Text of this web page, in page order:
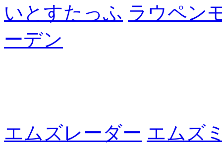
いとすたっふ ラウペン
ーデン
エムズレーダー エムズ